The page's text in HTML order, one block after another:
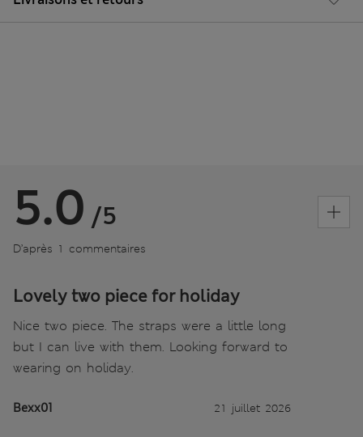
5.0 /5
D’après 1 commentaires
Lovely two piece for holiday
Nice two piece. The straps were a little long
but I can live with them. Looking forward to
wearing on holiday.
Bexx01 21 juillet 2026